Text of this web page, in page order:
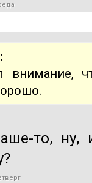
внимание,
то, ну,